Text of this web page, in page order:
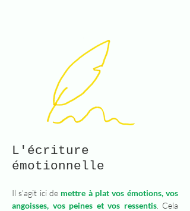
L'écriture
émotionnelle
Il s’agit ici de mettre à plat vos émotions, vos
angoisses, vos peines et vos ressentis. Cela